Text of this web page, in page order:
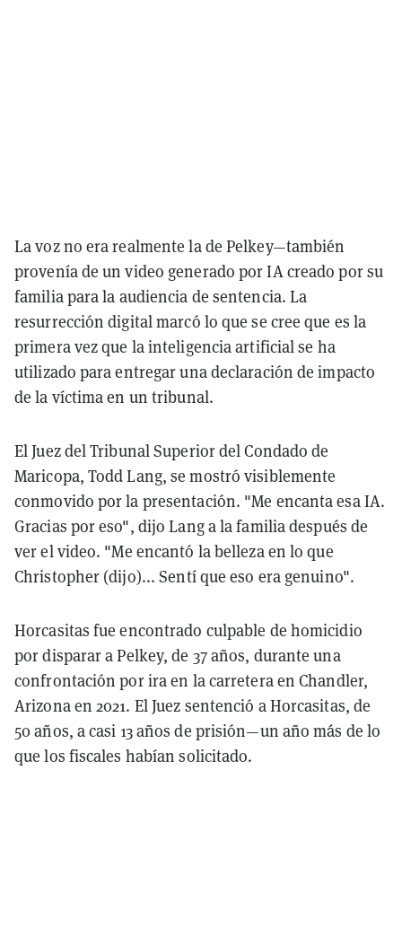
La voz no era realmente la de Pelkey—también
provenía de un video generado por IA creado por su
familia para la audiencia de sentencia. La
resurrección digital marcó lo que se cree que es la
primera vez que la inteligencia artificial se ha
utilizado para entregar una declaración de impacto
de la víctima en un tribunal.
El Juez del Tribunal Superior del Condado de
Maricopa, Todd Lang, se mostró visiblemente
conmovido por la presentación. "Me encanta esa IA.
Gracias por eso", dijo Lang a la familia después de
ver el video. "Me encantó la belleza en lo que
Christopher (dijo)... Sentí que eso era genuino".
Horcasitas fue encontrado culpable de homicidio
por disparar a Pelkey, de 37 años, durante una
confrontación por ira en la carretera en Chandler,
Arizona en 2021. El Juez sentenció a Horcasitas, de
50 años, a casi 13 años de prisión—un año más de lo
que los fiscales habían solicitado.